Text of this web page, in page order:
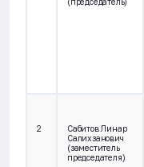
2
Сабитов Линар
Салихзанович
(заместитель
председателя)